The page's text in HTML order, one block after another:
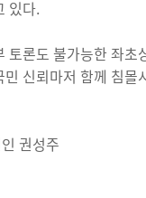
있다.
토론도 불가능한 좌초
민 신뢰마저 함께 침몰
권성주